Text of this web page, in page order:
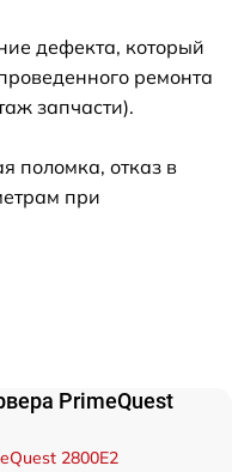
дефекта, который
ремонта
запчасти).
поломка, отказ в
при
PrimeQuest
2800E2